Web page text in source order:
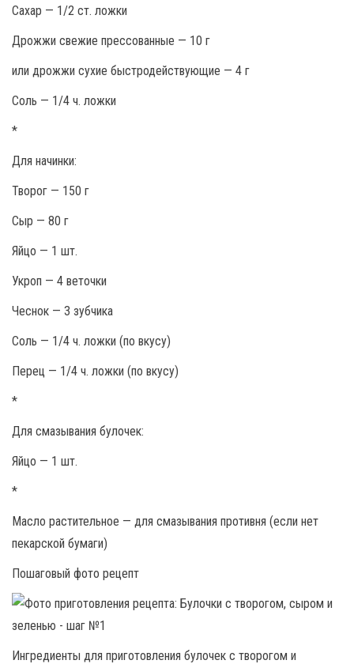
Сахар — 1/2 ст. ложки
Дрожжи свежие прессованные — 10 г
или дрожжи сухие быстродействующие — 4 г
Соль — 1/4 ч. ложки
*
Для начинки:
Творог — 150 г
Сыр — 80 г
Яйцо — 1 шт.
Укроп — 4 веточки
Чеснок — 3 зубчика
Соль — 1/4 ч. ложки (по вкусу)
Перец — 1/4 ч. ложки (по вкусу)
*
Для смазывания булочек:
Яйцо — 1 шт.
*
Масло растительное — для смазывания противня (если нет
пекарской бумаги)
Пошаговый фото рецепт
Ингредиенты для приготовления булочек с творогом и